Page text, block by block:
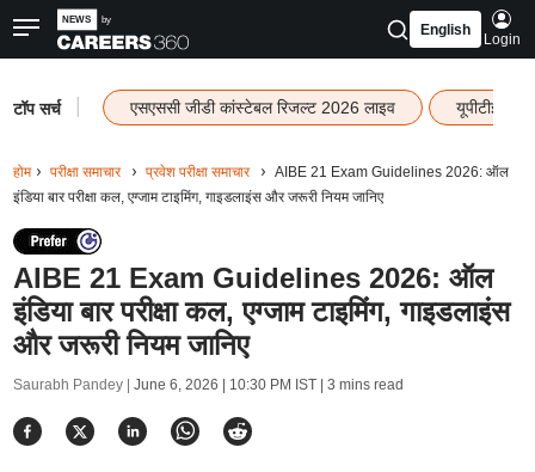
English
Login
टॉप सर्च एसएससी जीडी कांस्टेबल रिजल्ट 2026 लाइव यूपीटीईटी
होम परीक्षा समाचार प्रवेश परीक्षा समाचार
AIBE 21 Exam Guidelines 2026: ऑल
इंडिया बार परीक्षा कल, एग्जाम टाइमिंग, गाइडलाइंस और जरूरी नियम जानिए
AIBE 21 Exam Guidelines 2026: ऑल
इंडिया बार परीक्षा कल, एग्जाम टाइमिंग, गाइडलाइंस
और जरूरी नियम जानिए
Saurabh Pandey | June 6, 2026 | 10:30 PM IST| 3 mins read